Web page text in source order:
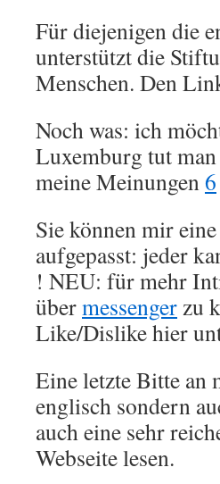
Für diejenigen die
unterstützt die
Menschen. Den
Noch was: ich
Luxemburg tut man
meine Meinungen6
Sie können mir
aufgepasst: jeder
! NEU: für mehr
übermessengerzu
Like/Dislike hier
Eine letzte Bitte an
englisch sondern
auch eine sehr
Webseite lesen.